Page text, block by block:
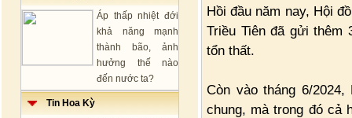
Áp thấp nhiệt đới
khả năng mạnh
thành bão, ảnh
hưởng thế nào
đến nước ta?
Tin Hoa Kỳ
Hồi đầu năm nay, Hội
Triều Tiên đã gửi thêm
tổn thất.
Còn vào tháng 6/
chung, mà trong đó cả